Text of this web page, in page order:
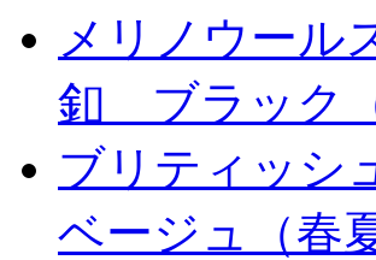
メリノウー
釦 ブラック（
ブリティッ
ベージュ（春